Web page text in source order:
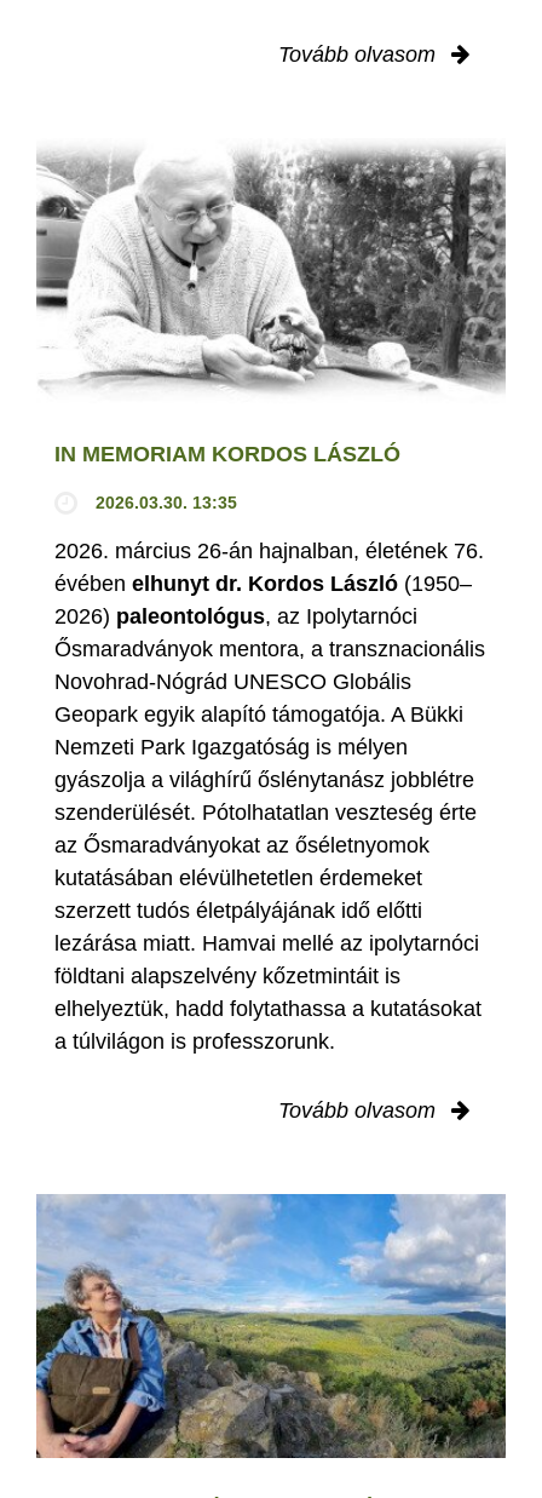
Tovább olvasom
IN MEMORIAM KORDOS LÁSZLÓ
2026.03.30. 13:35
2026. március 26-án hajnalban, életének 76.
évében elhunyt dr. Kordos László (1950–
2026) paleontológus, az Ipolytarnóci
Ősmaradványok mentora, a transznacionális
Novohrad-Nógrád UNESCO Globális
Geopark egyik alapító támogatója. A Bükki
Nemzeti Park Igazgatóság is mélyen
gyászolja a világhírű őslénytanász jobblétre
szenderülését. Pótolhatatlan veszteség érte
az Ősmaradványokat az őséletnyomok
kutatásában elévülhetetlen érdemeket
szerzett tudós életpályájának idő előtti
lezárása miatt. Hamvai mellé az ipolytarnóci
földtani alapszelvény kőzetmintáit is
elhelyeztük, hadd folytathassa a kutatásokat
a túlvilágon is professzorunk.
Tovább olvasom